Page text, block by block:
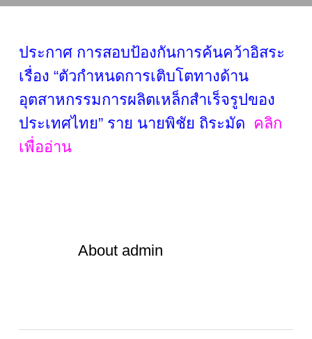
ประกาศ การสอบป้องกันการค้นคว้าอิสระ
เรื่อง “ตัวกำหนดการเติบโตทางด้าน
อุตสาหกรรมการผลิตเหล็กสำเร็จรูปของ
ประเทศไทย” ราย นายพิชัย ถิระมัด คลิก
เพื่ออ่าน
Aboutadmin